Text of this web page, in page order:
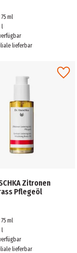
75 ml
l
lieferbar
Zitronen
Pflegeöl
75 ml
l
lieferbar